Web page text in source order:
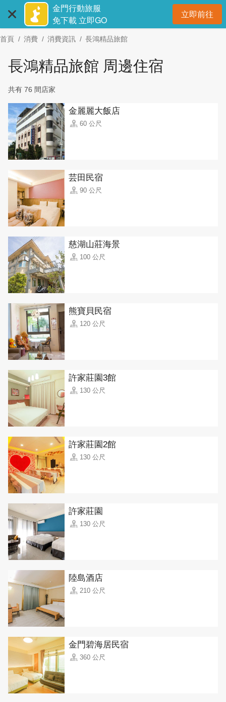
主
要
金門行動旅服
免下載 立即GO
立即前往開
首頁 消費 消費資訊 長鴻精品旅館
長鴻精品旅館 周邊住宿
共有 76 間店家
金麗麗大飯店
60 公尺
芸田民宿
90 公尺
慈湖山莊海景
100 公尺
熊寶貝民宿
120 公尺
許家莊園3館
130 公尺
許家莊園2館
130 公尺
許家莊園
130 公尺
陸島酒店
210 公尺
金門碧海居民宿
360 公尺